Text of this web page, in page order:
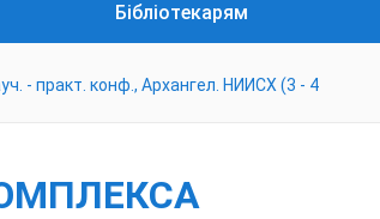
Бібліотекарям
- практ. конф., Архангел. НИИСХ (3 - 4